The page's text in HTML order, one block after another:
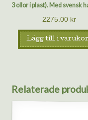
3 ollor i plast). Med svensk
2275.00 kr
Lägg till i
Relaterade